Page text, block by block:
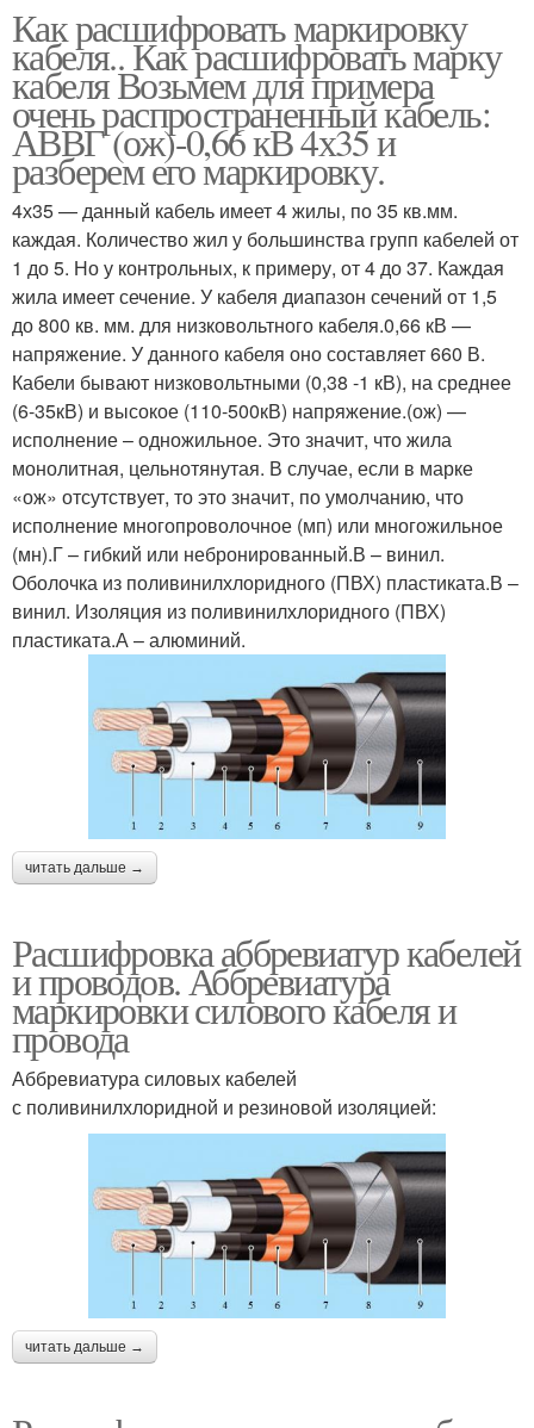
Как расшифровать маркировку
кабеля.. Как расшифровать марку
кабеля Возьмем для примера
очень распространенный кабель:
АВВГ (ож)-0,66 кВ 4х35 и
разберем его маркировку.
4х35 — данный кабель имеет 4 жилы, по 35 кв.мм.
каждая. Количество жил у большинства групп кабелей от
1 до 5. Но у контрольных, к примеру, от 4 до 37. Каждая
жила имеет сечение. У кабеля диапазон сечений от 1,5
до 800 кв. мм. для низковольтного кабеля.0,66 кВ —
напряжение. У данного кабеля оно составляет 660 В.
Кабели бывают низковольтными (0,38 -1 кВ), на среднее
(6-35кВ) и высокое (110-500кВ) напряжение.(ож) —
исполнение – одножильное. Это значит, что жила
монолитная, цельнотянутая. В случае, если в марке
«ож» отсутствует, то это значит, по умолчанию, что
исполнение многопроволочное (мп) или многожильное
(мн).Г – гибкий или небронированный.В – винил.
Оболочка из поливинилхлоридного (ПВХ) пластиката.В –
винил. Изоляция из поливинилхлоридного (ПВХ)
пластиката.А – алюминий.
читать дальше →
Расшифровка аббревиатур кабелей
и проводов. Аббревиатура
маркировки силового кабеля и
провода
Аббревиатура силовых кабелей
с поливинилхлоридной и резиновой изоляцией:
читать дальше →